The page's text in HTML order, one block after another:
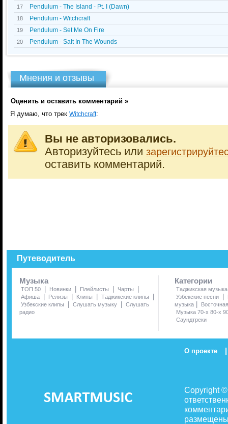
17 Pendulum - The Island - Pt. I (Dawn)
18 Pendulum - Witchcraft
19 Pendulum - Set Me On Fire
20 Pendulum - Salt In The Wounds
Мнения и отзывы
Оценить и оставить комментарий »
Я думаю, что трек Witchcraft:
Вы не авторизовались.
Авторизуйтесь или
оставить комментарий.
Путеводитель
Музыка
ТОП 50 | Новинки | Плейлисты | Чарты |
Афиша | Релизы | Клипы | Таджикские клипы |
Узбекские клипы | Слушать музыку | Слушать
радио
Категории
Таджикская музыка
Узбекские песни
|
музыка |
Музыка 70-х 80-х
Саундтреки
О проекте |
Copyright
размещены